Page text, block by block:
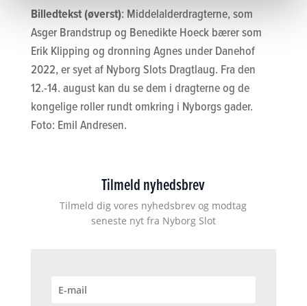
Billedtekst (øverst): Middelalderdragterne, som
Asger Brandstrup og Benedikte Hoeck bærer som
Erik Klipping og dronning Agnes under Danehof
2022, er syet af Nyborg Slots Dragtlaug. Fra den
12.-14. august kan du se dem i dragterne og de
kongelige roller rundt omkring i Nyborgs gader.
Foto: Emil Andresen.
Tilmeld nyhedsbrev
Tilmeld dig vores nyhedsbrev og modtag
seneste nyt fra Nyborg Slot